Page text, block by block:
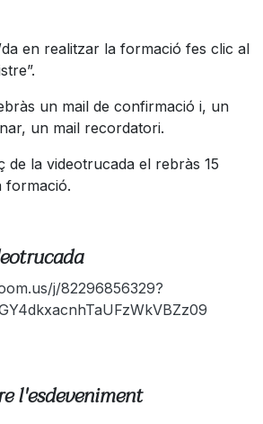
en realitzar la formació fes clic al
un mail de confirmació i, un
un mail recordatori.
de la videotrucada el rebràs 15
formació.
j/82296856329?
l'esdeveniment